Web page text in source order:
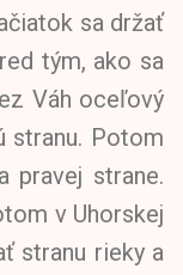
sa držať
tým, ako sa
Váh oceľový
stranu. Potom
pravej strane.
v Uhorskej
stranu rieky a